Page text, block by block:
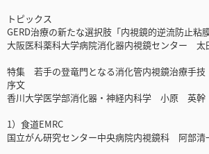
トピックス
GERD治療の新たな選択肢「内視鏡的逆流防止粘
大阪医科薬科大学病院消化器内視鏡センター
特集 若手の登竜門となる消化管内視鏡治療手技
序文
香川大学医学部消化器・神経内科学 小原 英幹
1）食道EMRC
国立がん研究センター中央病院内視鏡科 阿部清